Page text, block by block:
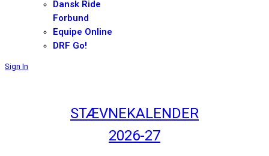
Dansk Ride
Forbund
Equipe Online
DRF Go!
Sign In
STÆVNEKALENDER
2026-27